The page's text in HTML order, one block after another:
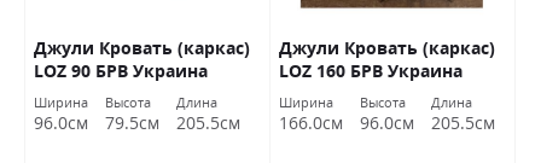
Джули Кровать (каркас)
LOZ 90 БРВ Украина
Ширина
96.0см
Высота
79.5см
Длина
205.5см
Джули Кровать (каркас)
LOZ 160 БРВ Украина
Ширина
166.0см
Высота
96.0см
Длина
205.5см